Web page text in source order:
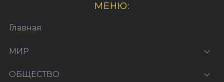
МЕНЮ:
Главная
МИР
ОБЩЕСТВО